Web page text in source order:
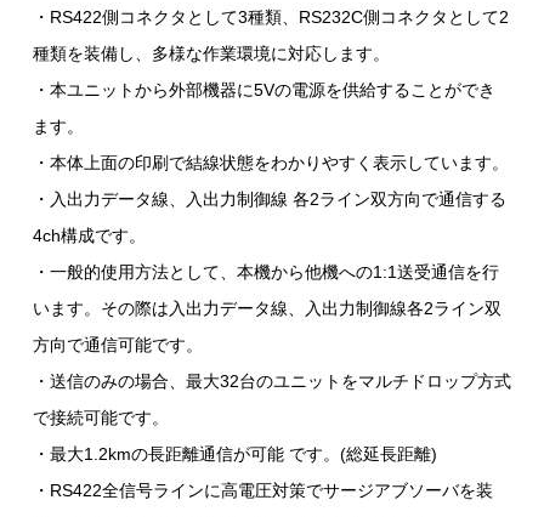
・RS422側コネクタとして3種類、RS232C側コネクタとして2
種類を装備し、多様な作業環境に対応します。
・本ユニットから外部機器に5Vの電源を供給することができ
ます。
・本体上面の印刷で結線状態をわかりやすく表示しています。
・入出力データ線、入出力制御線 各2ライン双方向で通信する
4ch構成です。
・一般的使用方法として、本機から他機への1:1送受通信を行
います。その際は入出力データ線、入出力制御線各2ライン双
方向で通信可能です。
・送信のみの場合、最大32台のユニットをマルチドロップ方式
で接続可能です。
・最大1.2kmの長距離通信が可能 です。(総延長距離)
・RS422全信号ラインに高電圧対策でサージアブソーバを装